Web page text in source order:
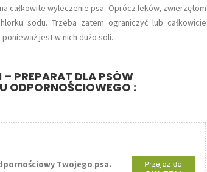
całkowite wyleczenie psa. Oprócz leków, zwierzętom
sodu. Trzeba zatem ograniczyć lub całkowicie
jest w nich dużo soli.
PREPARAT DLA PSÓW
ODPORNOŚCIOWEGO :
Twojego psa.